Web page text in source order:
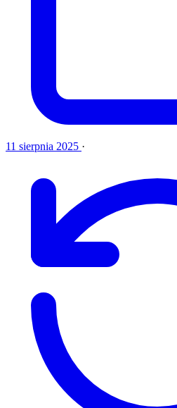
11 sierpnia 2025 ·